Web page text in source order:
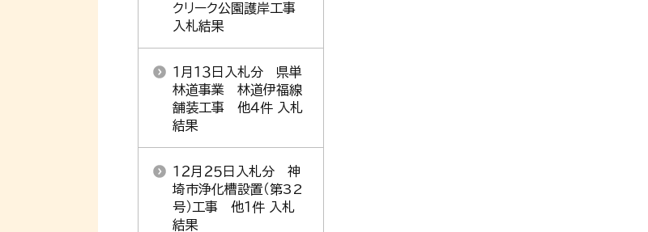
クリーク公園護岸工事
入札結果
１月１３日入札分 県単
林道事業 林道伊福線
舗装工事 他４件 入札
結果
１２月２５日入札分 神
埼市浄化槽設置（第32
号）工事 他１件 入札
結果